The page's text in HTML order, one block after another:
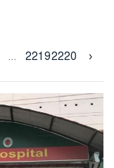
... 22192220 ›